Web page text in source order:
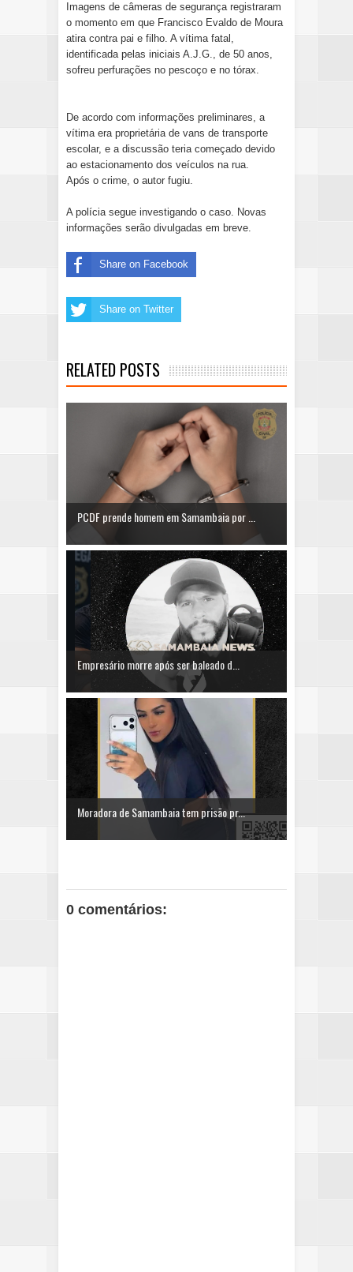
Imagens de câmeras de segurança registraram
o momento em que Francisco Evaldo de Moura
atira contra pai e filho. A vítima fatal,
identificada pelas iniciais A.J.G., de 50 anos,
sofreu perfurações no pescoço e no tórax.
De acordo com informações preliminares, a
vítima era proprietária de vans de transporte
escolar, e a discussão teria começado devido
ao estacionamento dos veículos na rua.
Após o crime, o autor fugiu.
A polícia segue investigando o caso. Novas
informações serão divulgadas em breve.
Share on Facebook
Share on Twitter
RELATED POSTS
PCDF prende homem em Samambaia por ...
Empresário morre após ser baleado d...
Moradora de Samambaia tem prisão pr...
0 comentários: